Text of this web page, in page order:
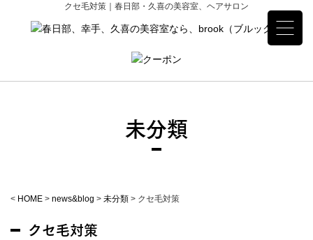
クセ毛対策｜春日部・久喜の美容室、ヘアサロン
未分類
< HOME > news&blog > 未分類 > クセ毛対策
クセ毛対策